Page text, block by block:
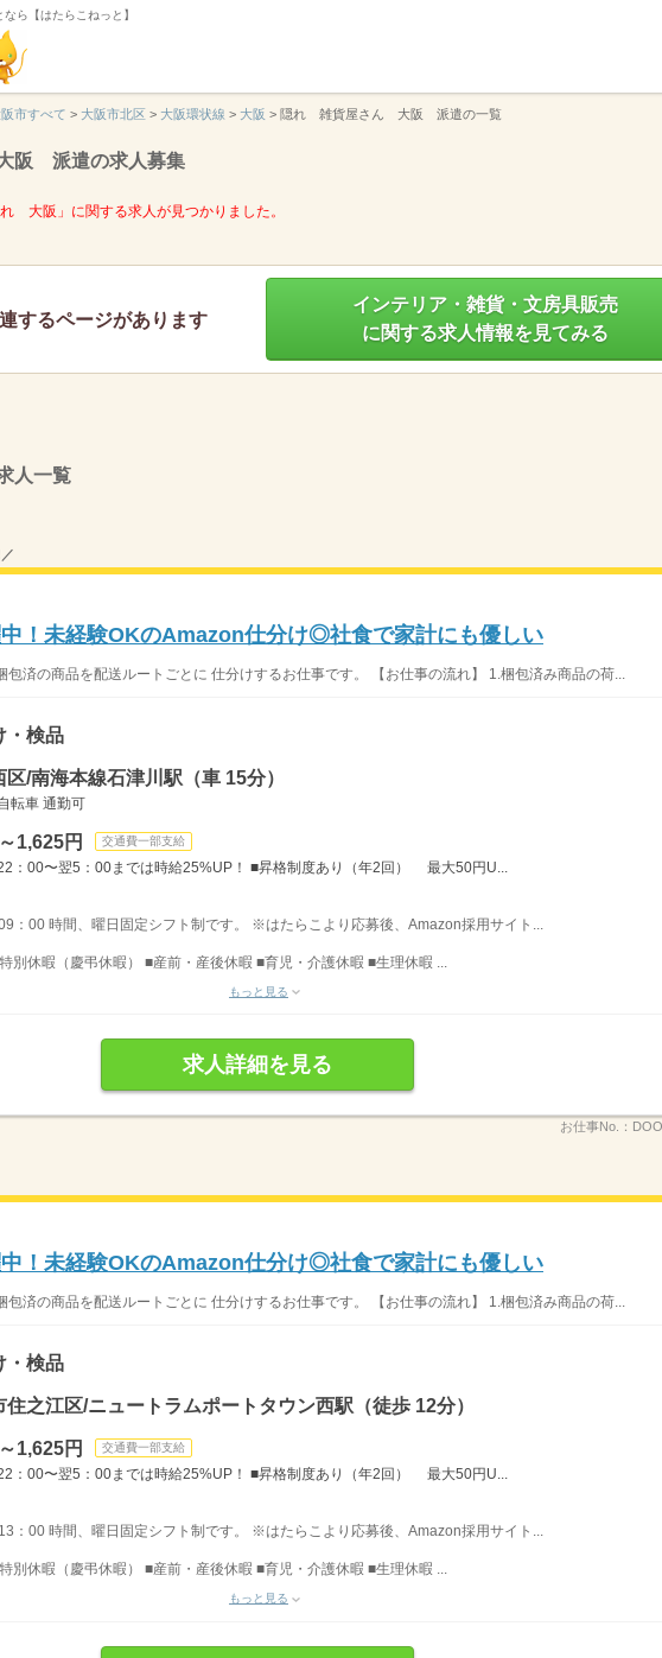
ら【はたらこねっと】
市すべて > 大阪市北区 > 大阪環状線 > 大阪 > 隠れ 雑貨屋さん 大阪 派遣の一覧
阪 派遣の求人募集
大阪」に関する求人が見つかりました。
するページがあります
インテリア・雑貨・文房具販売
に関する求人情報を見てみる
人一覧
！未経験OKのAmazon仕分け◎社食で家計にも優しい
包済の商品を配送ルートごとに 仕分けするお仕事です。 【お仕事の流れ】 1.梱包済み商品の荷...
・検品
/南海本線石津川駅（車 15分）
転車 通勤可
1,625円 交通費一部支給
：00〜翌5：00までは時給25%UP！ ■昇格制度あり（年2回） 最大50円U...
：00 時間、曜日固定シフト制です。 ※はたらこより応募後、Amazon採用サイト...
別休暇（慶弔休暇） ■産前・産後休暇 ■育児・介護休暇 ■生理休暇 ...
もっと見る
求人詳細を見る
お仕事No.：
！未経験OKのAmazon仕分け◎社食で家計にも優しい
包済の商品を配送ルートごとに 仕分けするお仕事です。 【お仕事の流れ】 1.梱包済み商品の荷...
・検品
住之江区/ニュートラムポートタウン西駅（徒歩 12分）
1,625円 交通費一部支給
：00〜翌5：00までは時給25%UP！ ■昇格制度あり（年2回） 最大50円U...
：00 時間、曜日固定シフト制です。 ※はたらこより応募後、Amazon採用サイト...
別休暇（慶弔休暇） ■産前・産後休暇 ■育児・介護休暇 ■生理休暇 ...
もっと見る